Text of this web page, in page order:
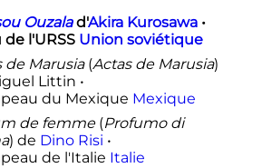
Ouzalad'Akira Kurosawa•
Union soviétique
de Marusia(Actas de Marusia)
Littin •
Mexique
de femme(Profumo di
) de Dino Risi •
Italie